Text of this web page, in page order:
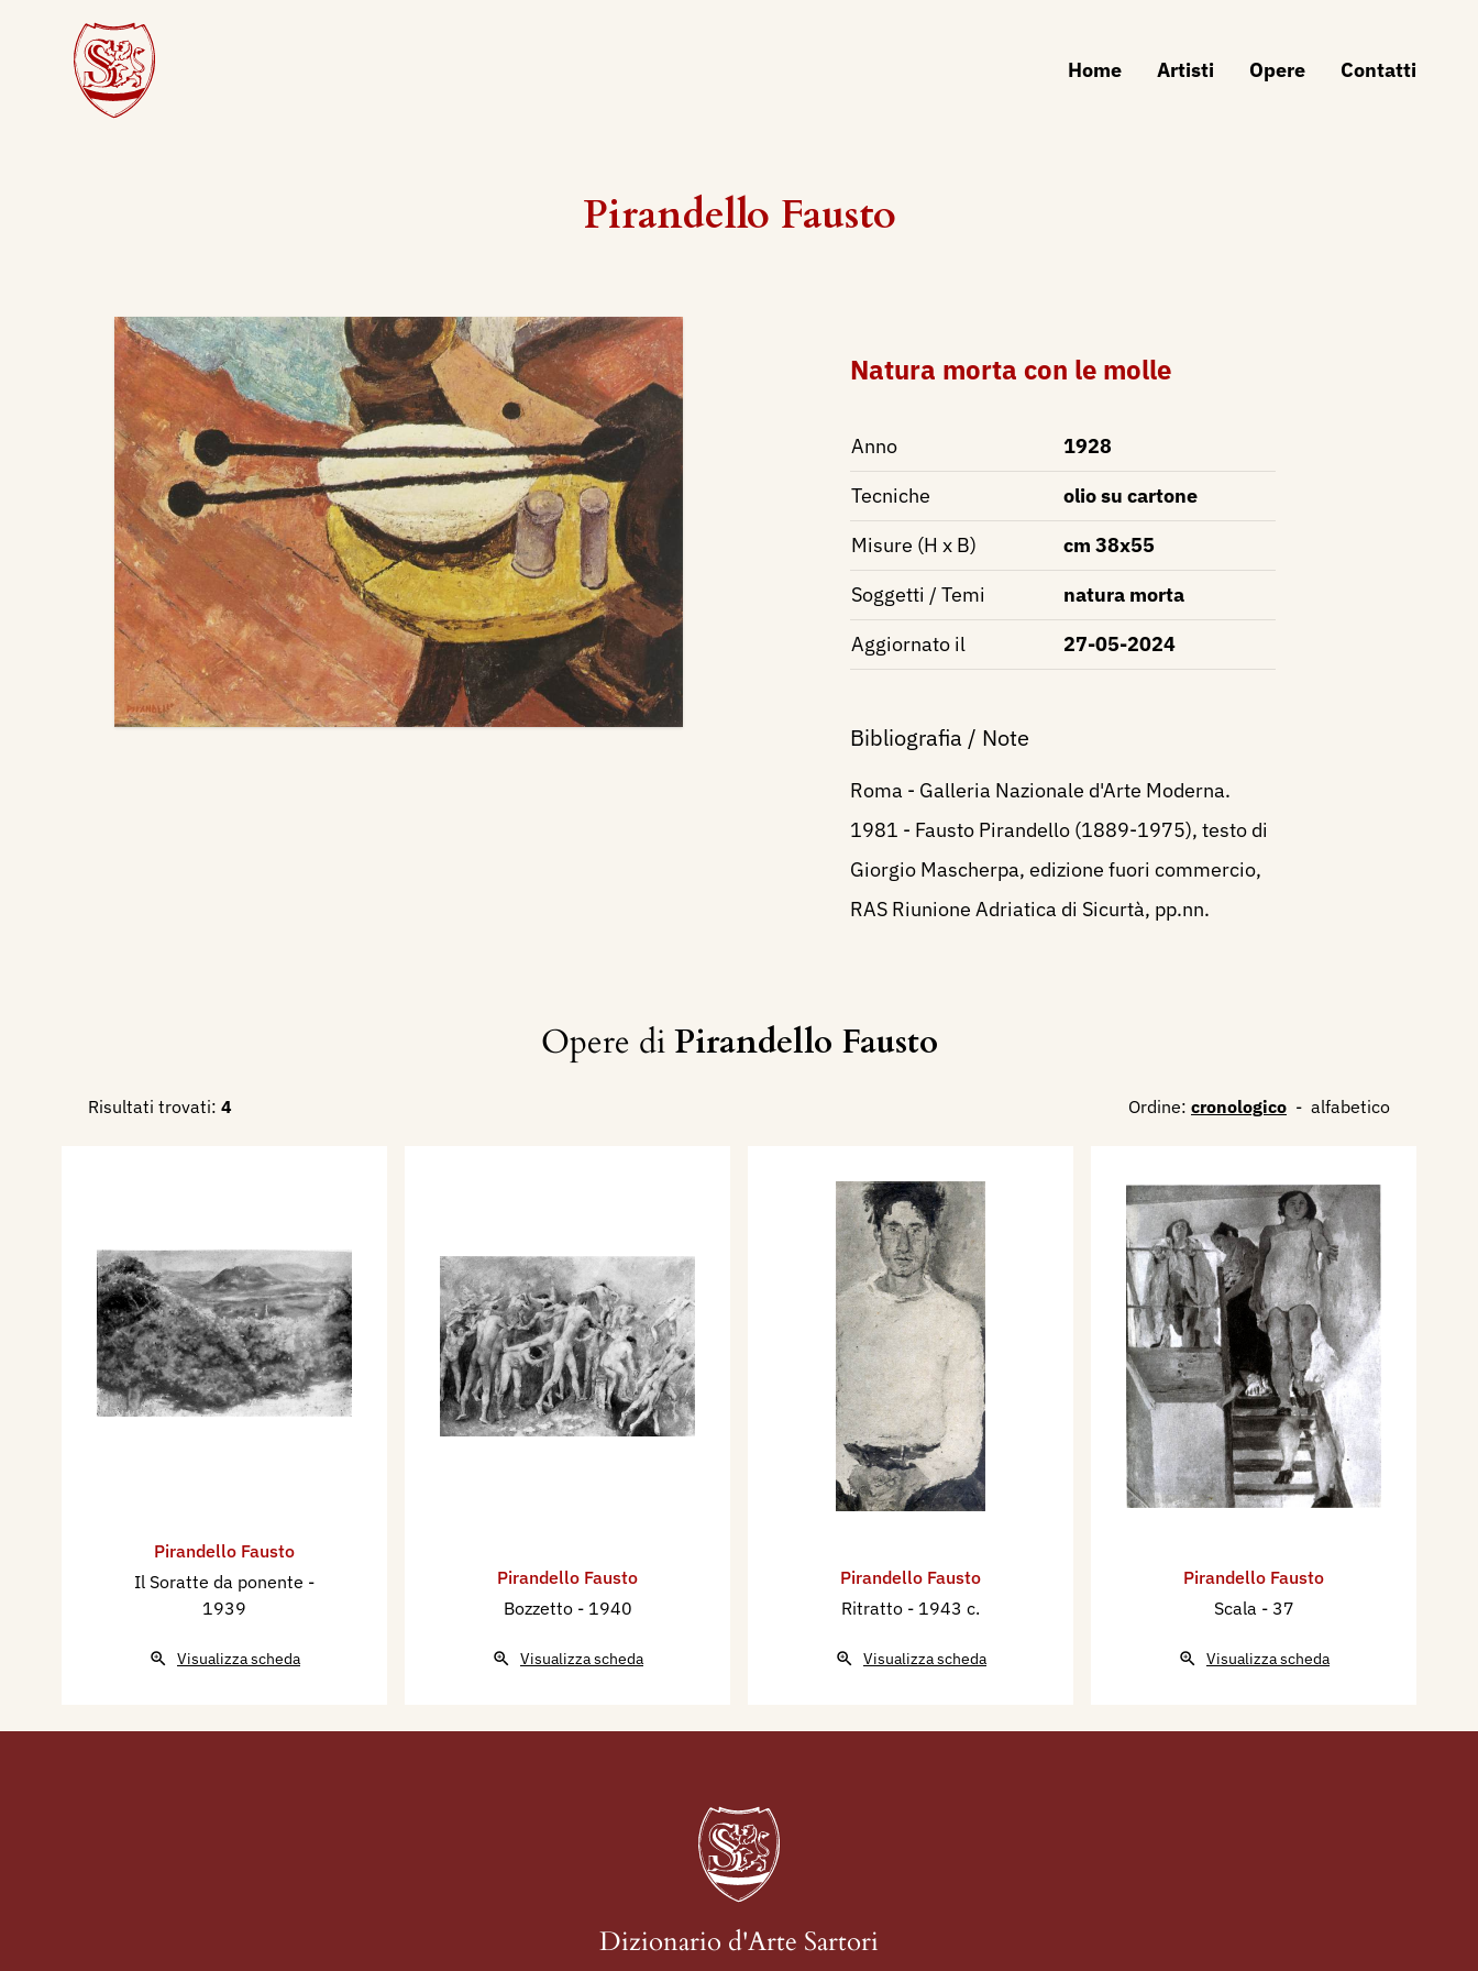
Home Artisti Opere Contatti
Pirandello Fausto
Natura morta con le molle
Anno
1928
Tecniche
olio su cartone
Misure (H x B)
cm 38x55
Soggetti / Temi
natura morta
Aggiornato il
27-05-2024
Bibliografia / Note
Roma - Galleria Nazionale d'Arte Moderna.
1981 - Fausto Pirandello (1889-1975), testo di
Giorgio Mascherpa, edizione fuori commercio,
RAS Riunione Adriatica di Sicurtà, pp.nn.
Opere diPirandello Fausto
Risultati trovati: 4 Ordine: cronologico - alfabetico
Pirandello Fausto
Il Soratte da ponente -
1939
Visualizza scheda
Pirandello Fausto
Bozzetto - 1940
Visualizza scheda
Pirandello Fausto
Ritratto - 1943 c.
Visualizza scheda
Pirandello Fausto
Scala - 37
Visualizza scheda
Dizionario d'Arte Sartori